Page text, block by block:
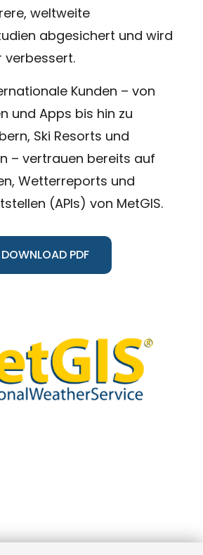
weltweite
abgesichert und wird
verbessert.
Kunden – von
und Apps bis hin zu
Ski Resorts und
– vertrauen bereits auf
Wetterreports und
(APIs) von MetGIS.
DOWNLOAD PDF